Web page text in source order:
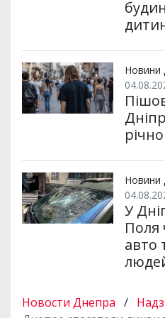
Новини
Новини
У
Поля
авто
Новости Днепра /